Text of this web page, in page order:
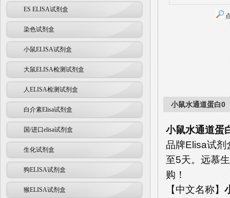
ES ELISA试剂盒
染色试剂盒
小鼠ELISA试剂盒
大鼠ELISA检测试剂盒
人ELISA检测试剂盒
白介素Elisa试剂盒
国/进口elisa试剂盒
生化试剂盒
狗ELISA试剂盒
猴ELISA试剂盒
小鼠水通道蛋白0
小鼠水通道蛋
品牌Elisa试剂
至5天。远慕
购！
【中文名称】